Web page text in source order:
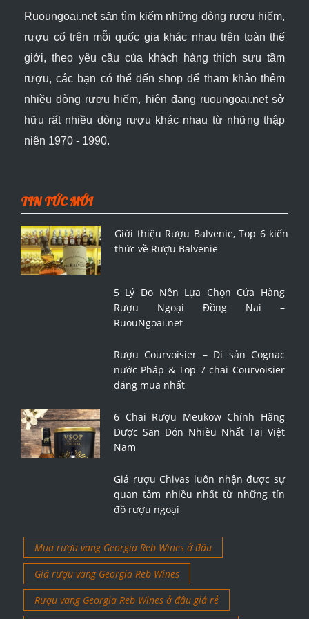
Ruoungoai.net săn tìm kiếm những dòng rượu hiếm,
rượu cổtrên mỗi quốc gia khác nhau trên toàn thế
giới, theo yêu cầu của khách hàng thích sưu tầm
rượu, các bạn có thể đến shop để tham khảo thêm
nhiều dòng rượu hiếm, hiện đang ruoungoai.net sở
hữu rất nhiều dòng rượu khác nhau từ những thập
niên 1970 - 1990.
TIN TỨC MỚI
Giới thiệu Rượu Balvenie, Top 6 kiến
thức về Rượu Balvenie
5 Lý Do Nên Lựa Chọn Cửa Hàng
Rượu Ngoại Đồng Nai –
RuouNgoai.net
Rượu Courvoisier – Di sản Cognac
nước Pháp & Top 7 chai Courvoisier
đáng mua nhất
6 Chai Rượu Meukow Chính Hãng
Được Săn Đón Nhiều Nhất Tại Việt
Nam
Giá rượu Chivas luôn nhận được sự
quan tâm nhiều nhất từ những tín
đồ rượu ngoại
Mua rượu vang Georgia Reb Wines ở đâu
Giá rượu vang Georgia Reb Wines
Rượu vang Georgia Reb Wines ở đâu giá rẻ